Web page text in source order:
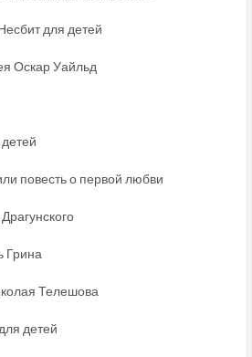
для детей
Оскар Уайльд
повесть о первой любви
Грина
Телешова
детей